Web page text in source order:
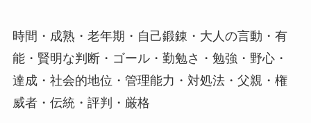
時間・成熟・老年期・自己鍛錬・大人の言動・有
能・賢明な判断・ゴール・勤勉さ・勉強・野心・
達成・社会的地位・管理能力・対処法・父親・権
威者・伝統・評判・厳格